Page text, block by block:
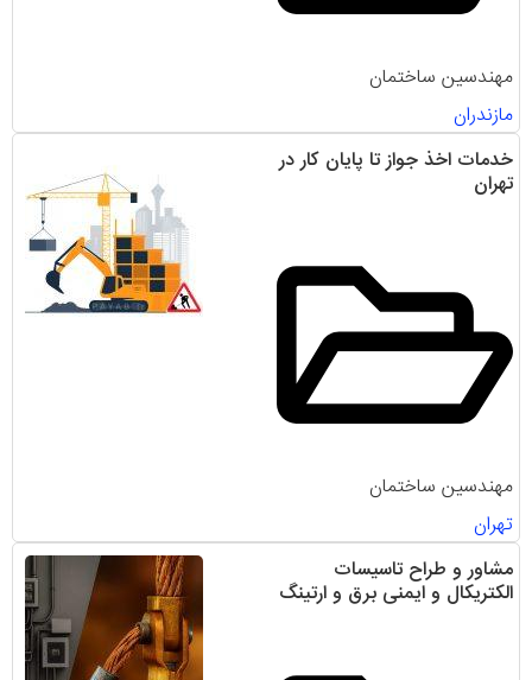
مهندسین ساختمان
مازندران
خدمات اخذ جواز تا پایان کار در
تهران
مهندسین ساختمان
تهران
مشاور و طراح تاسیسات
الکتریکال و ایمنی برق و ارتینگ